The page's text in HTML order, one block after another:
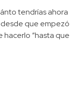
tendrías ahora
que empezó
hacerlo “hasta que